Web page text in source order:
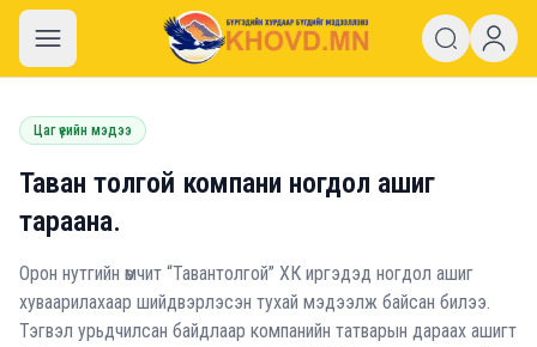
khovd.mn
Цаг үеийн мэдээ
Таван толгой компани ногдол ашиг
тараана.
Орон нутгийн өмчит “Тавантолгой” ХК иргэдэд ногдол ашиг
хуваарилахаар шийдвэрлэсэн тухай мэдээлж байсан билээ.
Тэгвэл урьдчилсан байдлаар компанийн татварын дараах ашигт